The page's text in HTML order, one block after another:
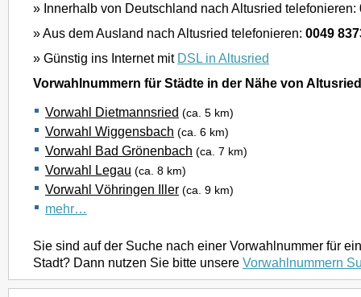
» Innerhalb von Deutschland nach Altusried telefonieren:
» Aus dem Ausland nach Altusried telefonieren: 0049
» Günstig ins Internet mit DSL in Altusried
Vorwahlnummern für Städte in der Nähe von Altusried
Vorwahl Dietmannsried (ca. 5 km)
Vorwahl Wiggensbach (ca. 6 km)
Vorwahl Bad Grönenbach (ca. 7 km)
Vorwahl Legau (ca. 8 km)
Vorwahl Vöhringen Iller (ca. 9 km)
mehr…
Sie sind auf der Suche nach einer Vorwahlnummer für
Stadt? Dann nutzen Sie bitte unsere Vorwahlnummern